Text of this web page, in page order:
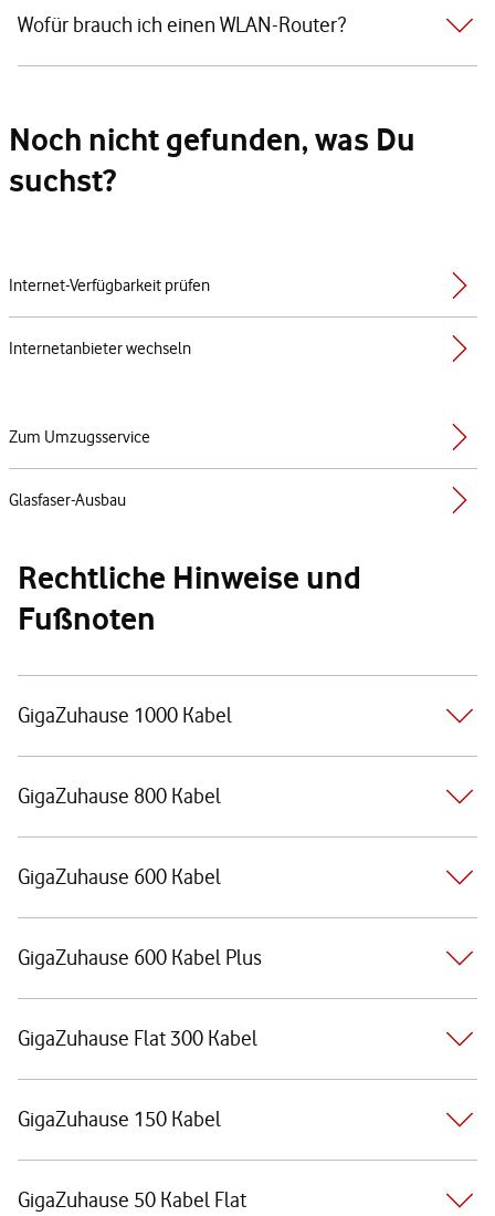
Wofür brauch ich einen WLAN-Router?
Noch nicht gefunden, was Du
suchst?
Internet-Verfügbarkeit prüfen
Internetanbieter wechseln
Zum Umzugsservice
Glasfaser-Ausbau
Rechtliche Hinweise und
Fußnoten
GigaZuhause 1000 Kabel
GigaZuhause 800 Kabel
GigaZuhause 600 Kabel
GigaZuhause 600 Kabel Plus
GigaZuhause Flat 300 Kabel
GigaZuhause 150 Kabel
GigaZuhause 50 Kabel Flat